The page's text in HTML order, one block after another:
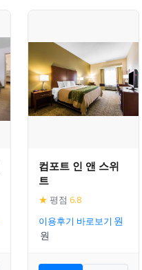
컴포트 인 앤 스위
트
★ 평점 6.8
이용후기 바로보기